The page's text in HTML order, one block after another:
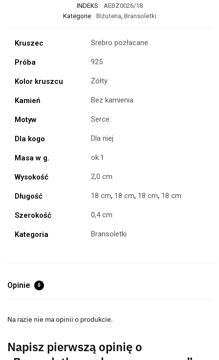
INDEKS: AEBZ0026/18
Kategorie: Biżuteria, Bransoletki
Kruszec Srebro pozłacane
Próba 925
Kolor kruszcu Żółty
Kamień Bez kamienia
Motyw Serce
Dla kogo Dla niej
Masa w g. ok.1
Wysokość 2,0 cm
Długość 18 cm, 18 cm, 18 cm, 18 cm
Szerokość 0,4 cm
Kategoria Bransoletki
Opinie 0
Na razie nie ma opinii o produkcie.
Napisz pierwszą opinię o